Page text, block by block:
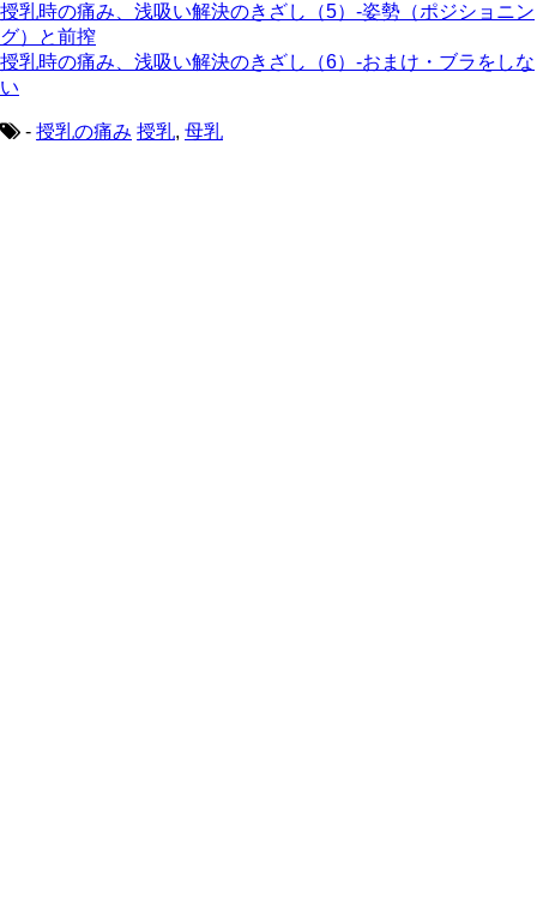
授乳時の痛み、浅吸い解決のきざし（5）-姿勢（ポジショニン
グ）と前搾
授乳時の痛み、浅吸い解決のきざし（6）-おまけ・ブラをしな
い
- 授乳の痛み 授乳, 母乳